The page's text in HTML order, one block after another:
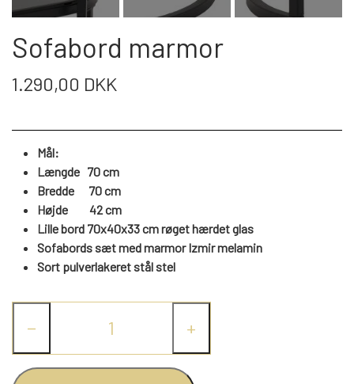
DAYBED/CHAISELONG
ENTRE
REOL EDGE
REOL MISTRAL
REOL SIGN
VÆGPANELER
SPEJLE
BELYSNING
SPEJLE
SPEJLE
VÆGPANELER
SPEJLE
PARKERING
MONTERING & LEVERING
OM OS
Sofabord marmor
1.290,00 DKK
Mål:
Længde 70 cm
Bredde 70 cm
Højde
42cm
Lille bord 70x40x33 cm røget hærdet glas
Sofabords sæt med marmor Izmir melamin
Sort pulverlakeret stål stel
− +